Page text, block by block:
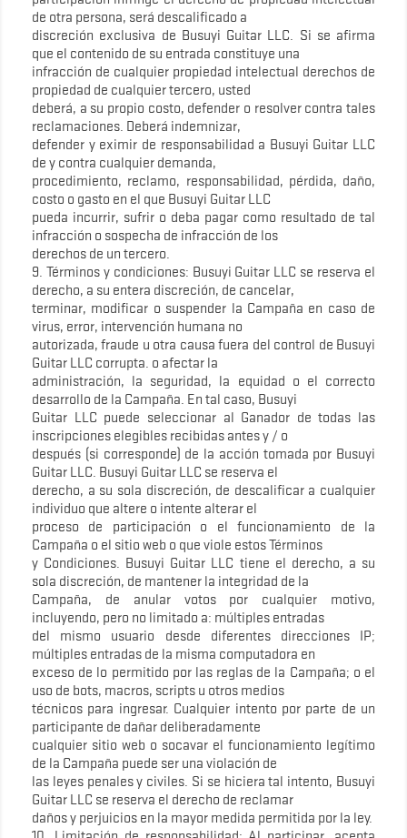
de otra persona, será descalificado a
discreción exclusiva de Busuyi Guitar LLC. Si se afirma
que el contenido de su entrada constituye una
infracción de cualquier propiedad intelectual derechos de
propiedad de cualquier tercero, usted
deberá, a su propio costo, defender o resolver contra tales
reclamaciones. Deberá indemnizar,
defender y eximir de responsabilidad a Busuyi Guitar LLC
de y contra cualquier demanda,
procedimiento, reclamo, responsabilidad, pérdida, daño,
costo o gasto en el que Busuyi Guitar LLC
pueda incurrir, sufrir o deba pagar como resultado de tal
infracción o sospecha de infracción de los
derechos de un tercero.
9. Términos y condiciones: Busuyi Guitar LLC se reserva el
derecho, a su entera discreción, de cancelar,
terminar, modificar o suspender la Campaña en caso de
virus, error, intervención humana no
autorizada, fraude u otra causa fuera del control de Busuyi
Guitar LLC corrupta. o afectar la
administración, la seguridad, la equidad o el correcto
desarrollo de la Campaña. En tal caso, Busuyi
Guitar LLC puede seleccionar al Ganador de todas las
inscripciones elegibles recibidas antes y / o
después (si corresponde) de la acción tomada por Busuyi
Guitar LLC. Busuyi Guitar LLC se reserva el
derecho, a su sola discreción, de descalificar a cualquier
individuo que altere o intente alterar el
proceso de participación o el funcionamiento de la
Campaña o el sitio web o que viole estos Términos
y Condiciones. Busuyi Guitar LLC tiene el derecho, a su
sola discreción, de mantener la integridad de la
Campaña, de anular votos por cualquier motivo,
incluyendo, pero no limitado a: múltiples entradas
del mismo usuario desde diferentes direcciones IP;
múltiples entradas de la misma computadora en
exceso de lo permitido por las reglas de la Campaña; o el
uso de bots, macros, scripts u otros medios
técnicos para ingresar. Cualquier intento por parte de un
participante de dañar deliberadamente
cualquier sitio web o socavar el funcionamiento legítimo
de la Campaña puede ser una violación de
las leyes penales y civiles. Si se hiciera tal intento, Busuyi
Guitar LLC se reserva el derecho de reclamar
daños y perjuicios en la mayor medida permitida por la ley.